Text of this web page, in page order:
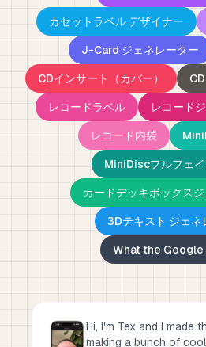
カセットラベル デザイナー
J-Card ジェネレーター
CDインサート（カバー）
レコードラベル
レコード
レコード内袋
MiniDiscフルフェ
カードデッキボックス
3Dテキスト ジェネ
What the Google
Hi, I'm Tex and I made
making a bunch of